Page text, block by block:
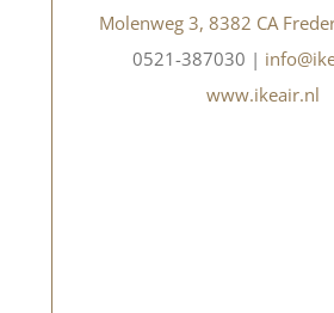
Molenweg 3, 8382 CA
0521-387030 |
www.ikeair.nl